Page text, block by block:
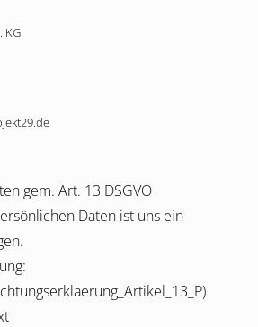
KG
gem. Art. 13 DSGVO
Daten ist uns ein